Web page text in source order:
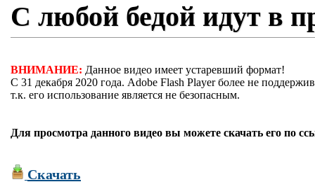
С любой бедой идут в
ВНИМАНИЕ: Данное видео имеет устаревший формат!
С 31 декабря 2020 года. Adobe Flash Player более не
т.к. его использование является не безопасным.
Для просмотра данного видео вы можете скачать его по
Скачать